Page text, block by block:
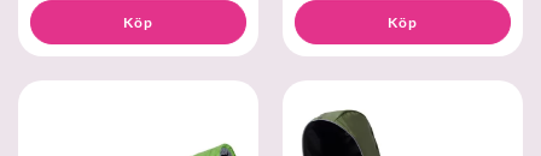
Köp Köp